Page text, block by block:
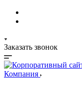
Заказать звонок
Компания